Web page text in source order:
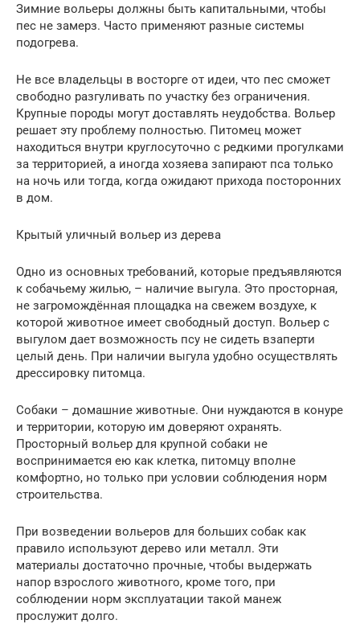
Зимние вольеры должны быть капитальными, чтобы
пес не замерз. Часто применяют разные системы
подогрева.
Не все владельцы в восторге от идеи, что пес сможет
свободно разгуливать по участку без ограничения.
Крупные породы могут доставлять неудобства. Вольер
решает эту проблему полностью. Питомец может
находиться внутри круглосуточно с редкими прогулками
за территорией, а иногда хозяева запирают пса только
на ночь или тогда, когда ожидают прихода посторонних
в дом.
Крытый уличный вольер из дерева
Одно из основных требований, которые предъявляются
к собачьему жилью, – наличие выгула. Это просторная,
не загромождённая площадка на свежем воздухе, к
которой животное имеет свободный доступ. Вольер с
выгулом дает возможность псу не сидеть взаперти
целый день. При наличии выгула удобно осуществлять
дрессировку питомца.
Собаки – домашние животные. Они нуждаются в конуре
и территории, которую им доверяют охранять.
Просторный вольер для крупной собаки не
воспринимается ею как клетка, питомцу вполне
комфортно, но только при условии соблюдения норм
строительства.
При возведении вольеров для больших собак как
правило используют дерево или металл. Эти
материалы достаточно прочные, чтобы выдержать
напор взрослого животного, кроме того, при
соблюдении норм эксплуатации такой манеж
прослужит долго.